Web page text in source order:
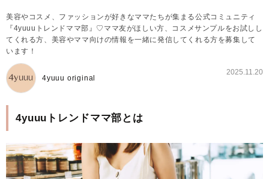
美容やコスメ、ファッションが好きなママたちが集まる公式コミュニティ
『4yuuuトレンドママ部』♡ママ友がほしい方、コスメサンプルをお試しし
てくれる方、美容やママ向けの情報を一緒に発信してくれる方を募集して
います！
4yuuu original
2025.11.20
4yuuuトレンドママ部とは